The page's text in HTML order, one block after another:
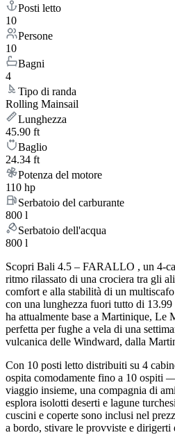
Posti letto
10
Persone
10
Bagni
4
Tipo di randa
Rolling Mainsail
Lunghezza
45.90 ft
Baglio
24.34 ft
Potenza del motore
110 hp
Serbatoio del carburante
800 l
Serbatoio dell'acqua
800 l
Scopri Bali 4.5 – FARALLO , un 4-
ritmo rilassato di una crociera tra gli
comfort e alla stabilità di un
con una lunghezza fuori tutto di
ha attualmente base a Martinique,
perfetta per fughe a vela di una
vulcanica delle Windward, dalla
Con 10 posti letto distribuiti su 4
ospita comodamente fino a 10 ospiti
viaggio insieme, una compagnia di
esplora isolotti deserti e lagune
cuscini e coperte sono inclusi nel
a bordo, stivare le provviste e dirigerti